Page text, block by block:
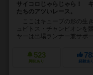
サイコロじゃらじゃら！
たちのアツいレース。
ここはキューブの形の生
ュビトス・チャンピオンを
ヤーは出場ランナー兼サポ
523
興味あり 経験あり